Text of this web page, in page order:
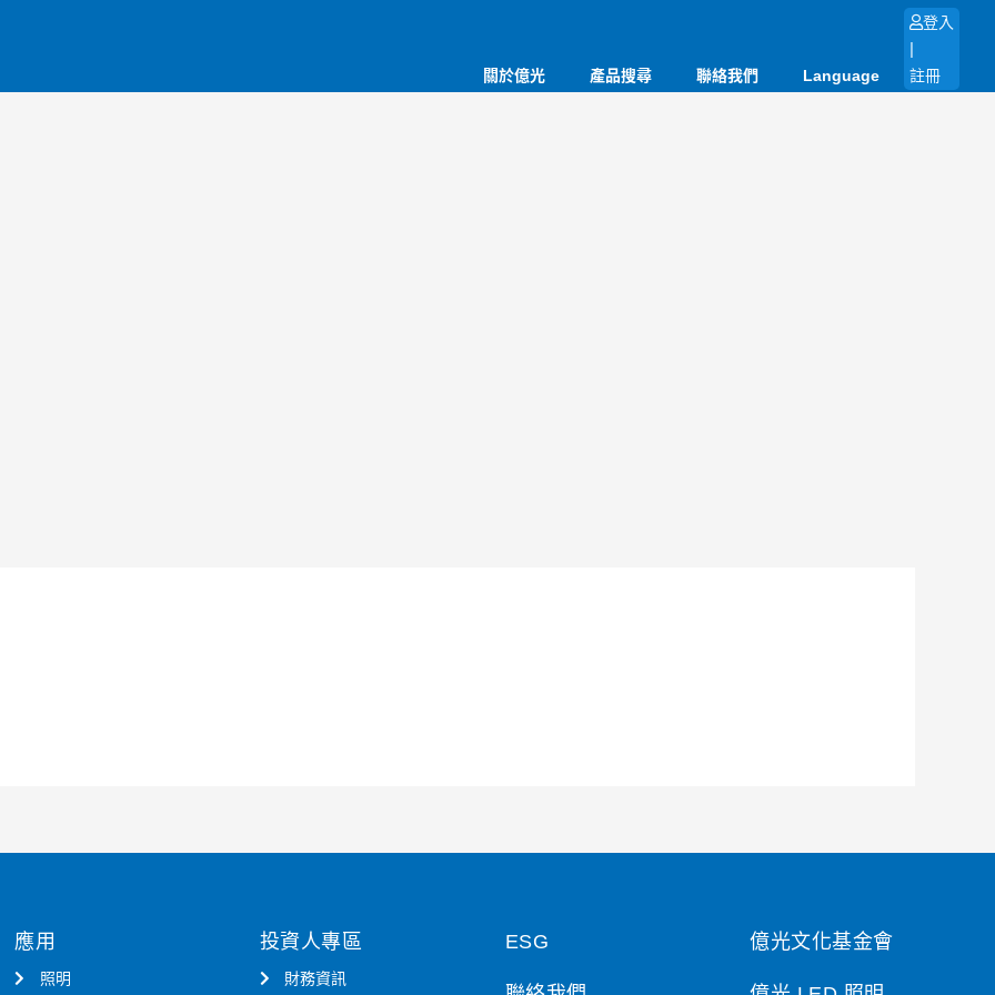
關於億光 產品搜尋 聯絡我們 Language
登入
|
註冊
應用
照明
投資人專區
財務資訊
ESG 億光文化基金會